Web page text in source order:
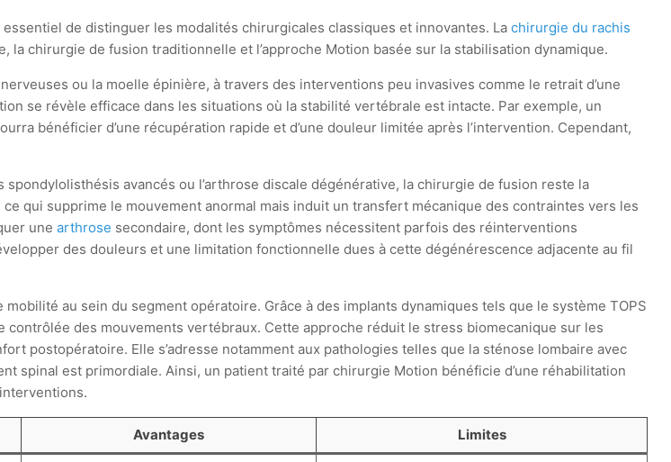
de distinguer les modalités chirurgicales classiques et innovantes. Lachirurgie du rachis
chirurgie de fusion traditionnelle et l’approche Motion basée sur la stabilisation dynamique.
ou la moelle épinière, à travers des interventions peu invasives comme le retrait d’une
se révèle efficace dans les situations où la stabilité vertébrale est intacte. Par exemple, un
bénéficier d’une récupération rapide et d’une douleur limitée après l’intervention. Cependant,
avancés ou l’arthrose discale dégénérative, la chirurgie de fusion reste la
qui supprime le mouvement anormal mais induit un transfert mécanique des contraintes vers les
unearthrose secondaire, dont les symptômes nécessitent parfois des réinterventions
des douleurs et une limitation fonctionnelle dues à cette dégénérescence adjacente au fil
au sein du segment opératoire. Grâce à des implants dynamiques tels que le système TOPS
des mouvements vertébraux. Cette approche réduit le stress biomecanique sur les
postopératoire. Elle s’adresse notamment aux pathologies telles que la sténose lombaire avec
spinal est primordiale. Ainsi, un patient traité par chirurgie Motion bénéficie d’une réhabilitation
Avantages Limites